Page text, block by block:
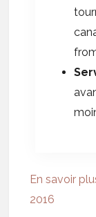
En savoir
2016